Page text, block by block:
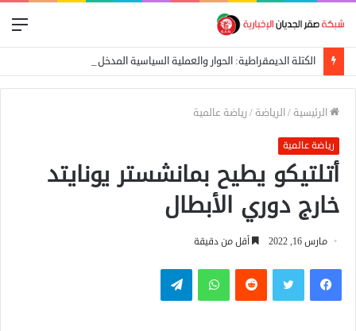
الرئيسية /الرياضة / رياضة عالمية
رياضة عالمية
أتلتيكو يطيح بمانشستر يونايتد
خارج دوري الأبطال
مارس 16, 2022 أقل من دقيقة
فيسبوكتويتر واتساب تيلقرام